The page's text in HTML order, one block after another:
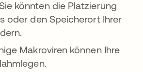
Sie könnten die Platzierung
oder den Speicherort Ihrer
Makroviren können Ihre